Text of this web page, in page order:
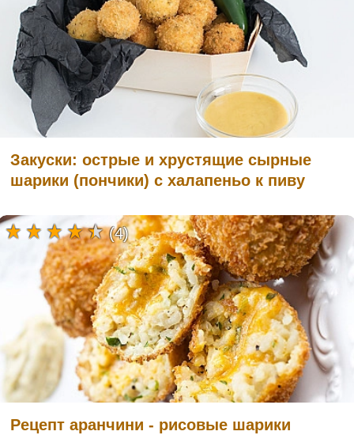
Закуски: острые и хрустящие сырные
шарики (пончики) с халапеньо к пиву
Рецепт аранчини - рисовые шарики
(4)